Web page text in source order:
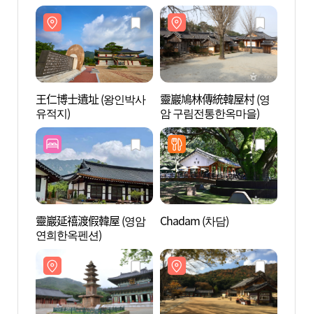
王仁博士遺址 (왕인박사
유적지)
靈巖鳩林傳統韓屋村 (영
암 구림전통한옥마을)
靈巖延禧渡假韓屋 (영암
연희한옥펜션)
Chadam (차담)